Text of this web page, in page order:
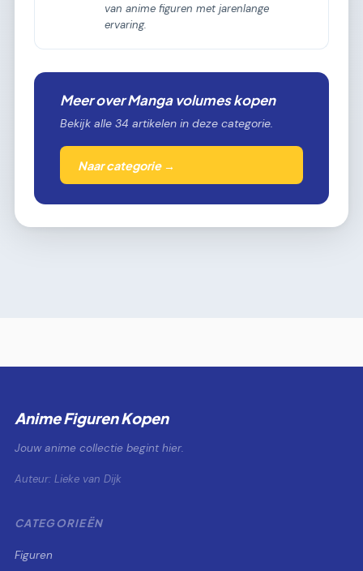
van anime figuren met jarenlange
ervaring.
Meer over Manga volumes kopen
Bekijk alle 34 artikelen in deze categorie.
Naar categorie →
Anime Figuren Kopen
Jouw anime collectie begint hier.
Auteur: Lieke van Dijk
CATEGORIEËN
Figuren